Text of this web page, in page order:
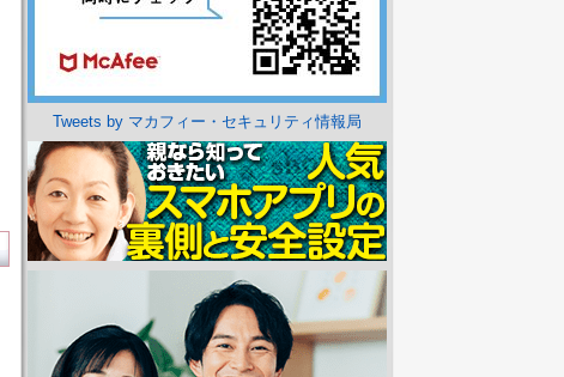
Tweets by マカフィー・セキュリティ情報局